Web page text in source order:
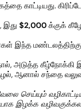
காட்டியது.
இது $2,000க்குக்
இந்த
அடுத்த கீழ்நோக்கி
ஆனால் சந்தை
செய்யும்
இழக்க